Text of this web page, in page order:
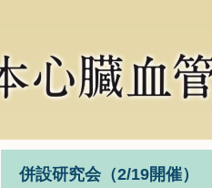
併設研究会（2/19開催）